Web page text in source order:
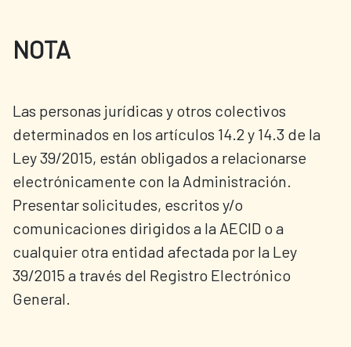
NOTA
Las personas jurídicas y otros colectivos
determinados en los artículos 14.2 y 14.3 de la
Ley 39/2015, están obligados a relacionarse
electrónicamente con la Administración.
Presentar solicitudes, escritos y/o
comunicaciones dirigidos a la AECID o a
cualquier otra entidad afectada por la Ley
39/2015 a través del Registro Electrónico
General.